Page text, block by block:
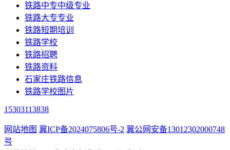
铁路中专中级专业
铁路大专专业
铁路短期培训
铁路学校
铁路招聘
铁路资料
石家庄铁路信息
铁路学校图片
15303113838
网站地图 冀ICP备2024075806号-2 冀公网安备13012302000748
号